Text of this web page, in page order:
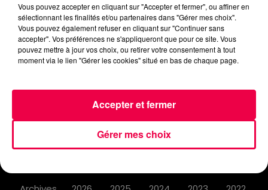
AGENDA
JEUX
PODCASTS
CINÉMA
DIRECT VIDÉO
MAGNUM 80
NOUS CONTACTER
Vous pouvez accepter en cliquant sur "Accepter et fermer", ou affiner en
sélectionnant les finalités et/ou partenaires dans "Gérer mes choix".
Vous pouvez également refuser en cliquant sur "Continuer sans
accepter". Vos préférences ne s'appliqueront que pour ce site. Vous
pouvez mettre à jour vos choix, ou retirer votre consentement à tout
moment via le lien "Gérer les cookies" situé en bas de chaque page.
Gérer mes choix
Accepter et fermer